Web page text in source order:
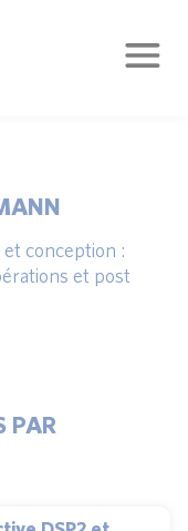
et conception :
et post
PAR